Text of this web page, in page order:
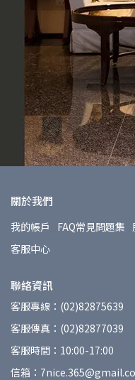
關於我們
我的帳戶 FAQ常見問題集
客服中心
聯絡資訊
客服專線：(02)82875639
客服傳真：(02)82877039
客服時間：10:00-17:00
信箱：